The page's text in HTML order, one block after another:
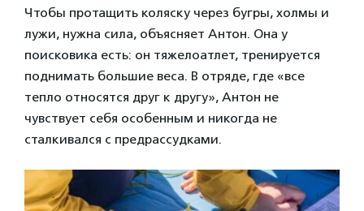
Чтобы протащить коляску через бугры, холмы и
лужи, нужна сила, объясняет Антон. Она у
поисковика есть: он тяжелоатлет, тренируется
поднимать большие веса. В отряде, где «все
тепло относятся друг к другу», Антон не
чувствует себя особенным и никогда не
сталкивался с предрассудками.